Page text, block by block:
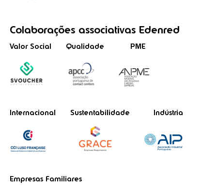
Colaborações associativas Edenred
Valor Social Qualidade PME
Internacional Sustentabilidade Indústria
Empresas Familiares